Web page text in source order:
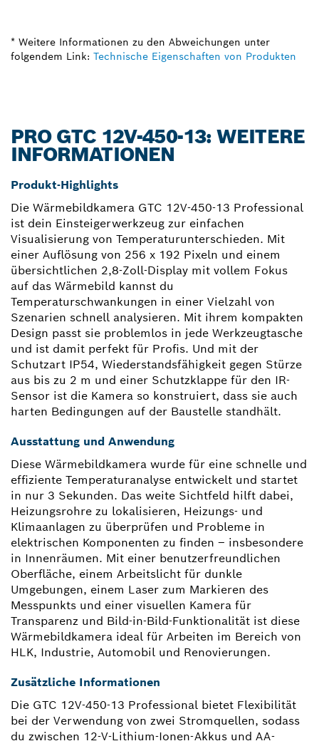
* Weitere Informationen zu den Abweichungen unter
folgendem Link: Technische Eigenschaften von Produkten
PRO GTC 12V-450-13: WEITERE
INFORMATIONEN
Produkt-Highlights
Die Wärmebildkamera GTC 12V-450-13 Professional
ist dein Einsteigerwerkzeug zur einfachen
Visualisierung von Temperaturunterschieden. Mit
einer Auflösung von 256 x 192 Pixeln und einem
übersichtlichen 2,8-Zoll-Display mit vollem Fokus
auf das Wärmebild kannst du
Temperaturschwankungen in einer Vielzahl von
Szenarien schnell analysieren. Mit ihrem kompakten
Design passt sie problemlos in jede Werkzeugtasche
und ist damit perfekt für Profis. Und mit der
Schutzart IP54, Wiederstandsfähigkeit gegen Stürze
aus bis zu 2 m und einer Schutzklappe für den IR-
Sensor ist die Kamera so konstruiert, dass sie auch
harten Bedingungen auf der Baustelle standhält.
Ausstattung und Anwendung
Diese Wärmebildkamera wurde für eine schnelle und
effiziente Temperaturanalyse entwickelt und startet
in nur 3 Sekunden. Das weite Sichtfeld hilft dabei,
Heizungsrohre zu lokalisieren, Heizungs- und
Klimaanlagen zu überprüfen und Probleme in
elektrischen Komponenten zu finden – insbesondere
in Innenräumen. Mit einer benutzerfreundlichen
Oberfläche, einem Arbeitslicht für dunkle
Umgebungen, einem Laser zum Markieren des
Messpunkts und einer visuellen Kamera für
Transparenz und Bild-in-Bild-Funktionalität ist diese
Wärmebildkamera ideal für Arbeiten im Bereich von
HLK, Industrie, Automobil und Renovierungen.
Zusätzliche Informationen
Die GTC 12V-450-13 Professional bietet Flexibilität
bei der Verwendung von zwei Stromquellen, sodass
du zwischen 12-V-Lithium-Ionen-Akkus und AA-